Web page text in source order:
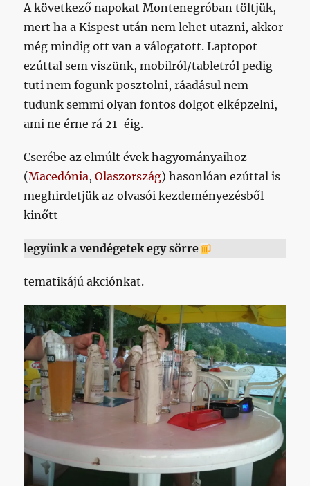
A következő napokat Montenegróban töltjük,
mert ha a Kispest után nem lehet utazni, akkor
még mindig ott van a válogatott. Laptopot
ezúttal sem viszünk, mobilról/tabletról pedig
tuti nem fogunk posztolni, ráadásul nem
tudunk semmi olyan fontos dolgot elképzelni,
ami ne érne rá 21-éig.
Cserébe az elmúlt évek hagyományaihoz
(Macedónia,Olaszország) hasonlóan ezúttal is
meghirdetjük az olvasói kezdeményezésből
kinőtt
legyünk a vendégetek egy sörre
tematikájú akciónkat.